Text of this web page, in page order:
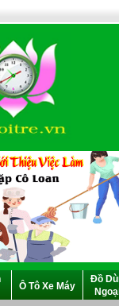
Ô Tô Xe Máy
Đồ